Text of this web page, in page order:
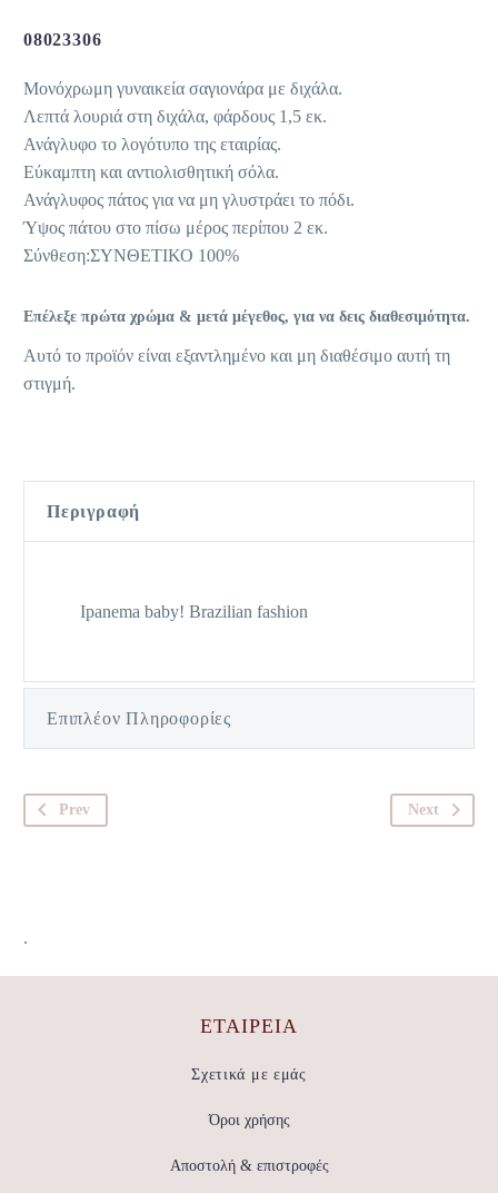
08023306
Μονόχρωμη γυναικεία σαγιονάρα με διχάλα.
Λεπτά λουριά στη διχάλα, φάρδους 1,5 εκ.
Ανάγλυφο το λογότυπο της εταιρίας.
Εύκαμπτη και αντιολισθητική σόλα.
Ανάγλυφος πάτος για να μη γλυστράει το πόδι.
Ύψος πάτου στο πίσω μέρος περίπου 2 εκ.
Σύνθεση:ΣΥΝΘΕΤΙΚΟ 100%
Επέλεξε πρώτα χρώμα & μετά μέγεθος, για να δεις διαθεσιμότητα.
Αυτό το προϊόν είναι εξαντλημένο και μη διαθέσιμο αυτή τη
στιγμή.
Περιγραφή
Ipanema baby! Brazilian fashion
Επιπλέον Πληροφορίες
Prev Next
.
ΕΤΑΙΡΕΊΑ
Σχετικά με εμάς
Όροι χρήσης
Αποστολή & επιστροφές